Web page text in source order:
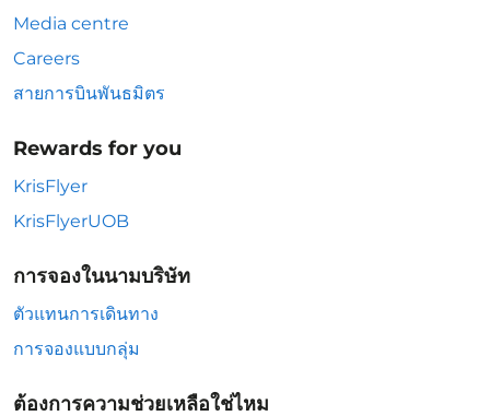
Media centre
Careers
สายการบินพันธมิตร
Rewards for you
KrisFlyer
KrisFlyerUOB
การจองในนามบริษัท
ตัวแทนการเดินทาง
การจองแบบกลุ่ม
ต้องการความช่วยเหลือใช่ไหม